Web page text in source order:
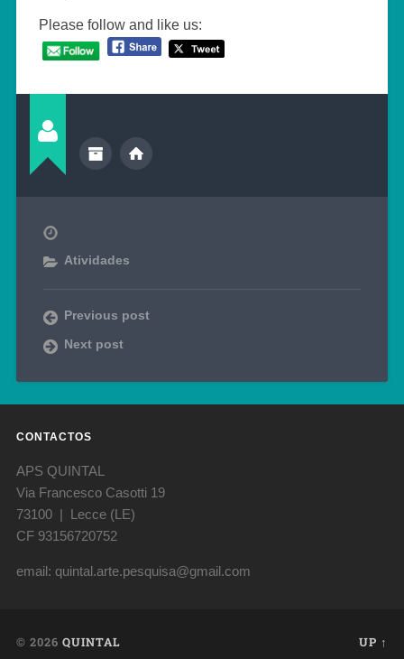
Please follow and like us:
Atividades
Previous post
Next post
CONTACTOS
APS QUINTAL
Via Francesco Casotti 19
73100 | Lecce (LE)
CF 93156720752
email: quintal.arte.pesquisa@gmail.com
© 2026 QUINTAL UP ↑